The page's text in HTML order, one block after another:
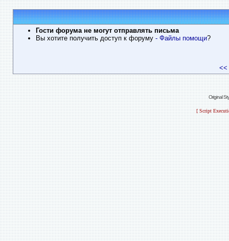
Гости форума не могут отправлять письма
Вы хотите получить доступ к форуму - Файлы помощи?
<<
Original
[ Script